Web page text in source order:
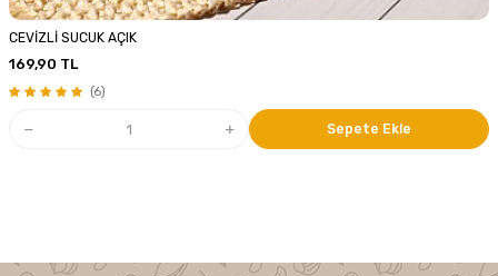
CEVİZLİ SUCUK AÇIK
169,90 TL
(6)
Sepete Ekle